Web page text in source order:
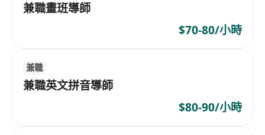
兼職畫班導師
$70-80/小時
兼職
兼職英文拼音導師
$80-90/小時